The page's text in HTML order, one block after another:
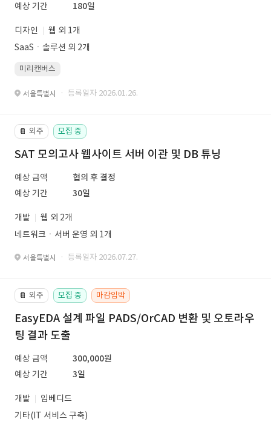
예상 기간
180일
디자인
웹 외 1개
SaaSㆍ솔루션 외 2개
미리캔버스
서울특별시 · 등록일자 2026.01.26.
📔 외주 모집 중
SAT 모의고사 웹사이트 서버 이관 및 DB 튜닝
예상 금액
협의 후 결정
예상 기간
30일
개발
웹 외 2개
네트워크ㆍ서버 운영 외 1개
서울특별시 · 등록일자 2026.07.27.
📔 외주 모집 중 마감임박
EasyEDA 설계 파일 PADS/OrCAD 변환 및 오토라우
팅 결과 도출
예상 금액
300,000원
예상 기간
3일
개발
임베디드
기타(IT 서비스 구축)